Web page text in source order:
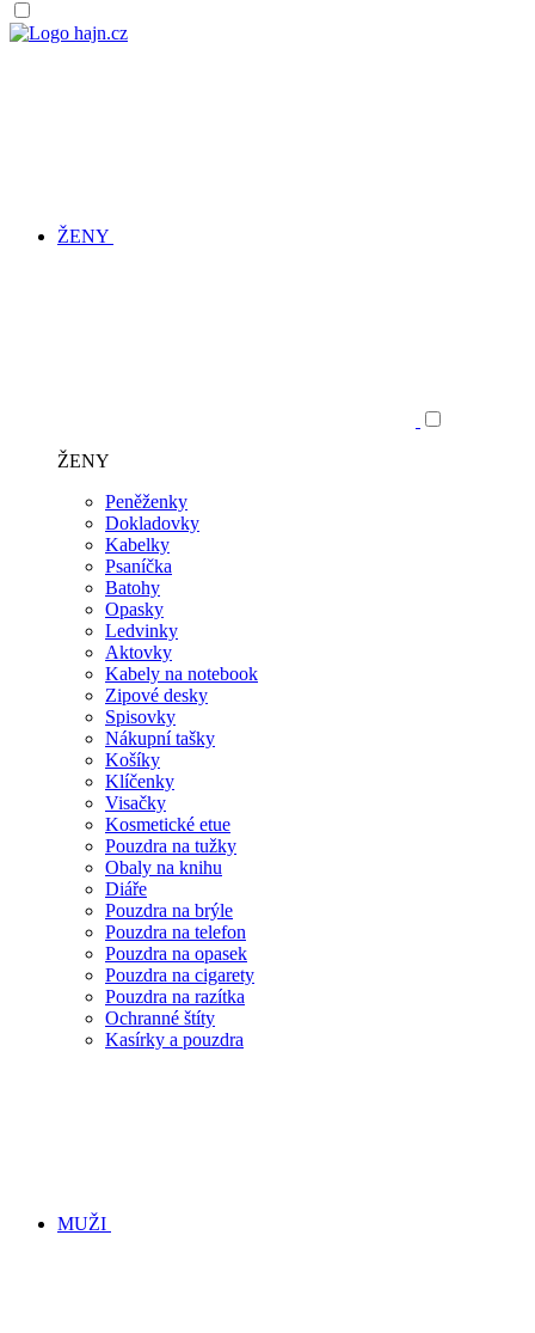
ŽENY
ŽENY
Peněženky
Dokladovky
Kabelky
Psaníčka
Batohy
Opasky
Ledvinky
Aktovky
Kabely na notebook
Zipové desky
Spisovky
Nákupní tašky
Košíky
Klíčenky
Visačky
Kosmetické etue
Pouzdra na tužky
Obaly na knihu
Diáře
Pouzdra na brýle
Pouzdra na telefon
Pouzdra na opasek
Pouzdra na cigarety
Pouzdra na razítka
Ochranné štíty
Kasírky a pouzdra
MUŽI